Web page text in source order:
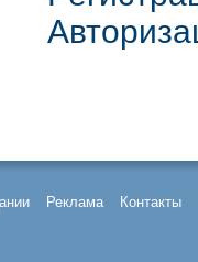
Реклама Контакты